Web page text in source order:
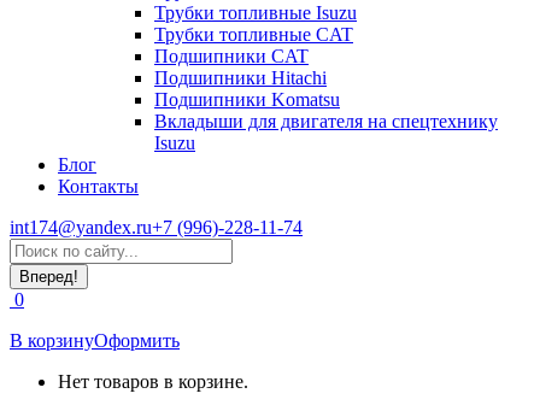
Трубки топливные Isuzu
Трубки топливные CAT
Подшипники CAT
Подшипники Hitachi
Подшипники Komatsu
Вкладыши для двигателя на спецтехнику
Isuzu
Блог
Контакты
int174@yandex.ru+7 (996)-228-11-74
Страница
WhatsApp
открывается
в
новом
окне
Поиск:
0
В корзинуОформить
Нет товаров в корзине.